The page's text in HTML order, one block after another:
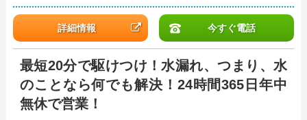
詳細情報 今すぐ電話
最短20分で駆けつけ！水漏れ、つまり、水
のことなら何でも解決！24時間365日年中
無休で営業！